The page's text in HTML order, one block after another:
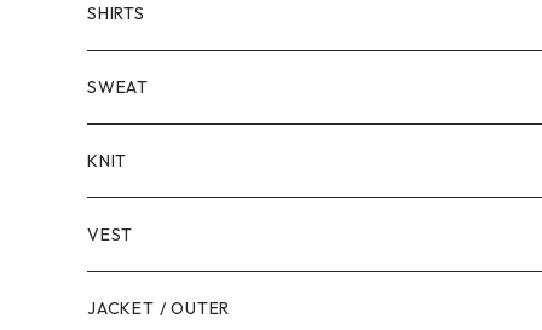
SHORT SLEEVE
LONG SLEEVE
SHIRTS
SHORT SLEEVE
LONG SLEEVE
SWEAT
KNIT
VEST
JACKET / OUTER